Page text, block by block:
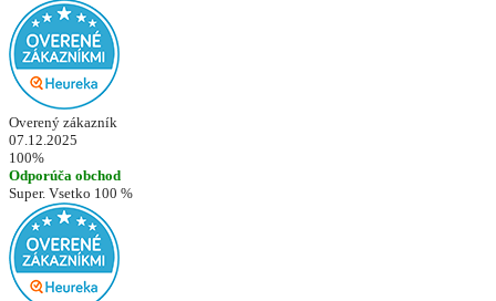
Overený zákazník
07.12.2025
100%
Odporúča obchod
Super. Vsetko 100 %